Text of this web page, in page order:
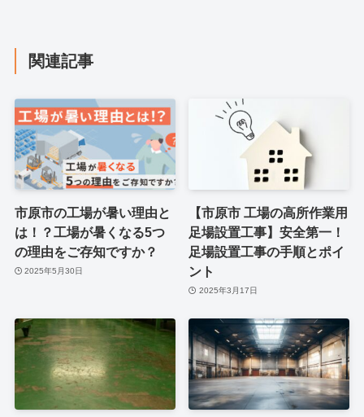
関連記事
市原市の工場が暑い理由と
は！？工場が暑くなる5つ
の理由をご存知ですか？
2025年5月30日
【市原市 工場の高所作業用
足場設置工事】安全第一！
足場設置工事の手順とポイ
ント
2025年3月17日